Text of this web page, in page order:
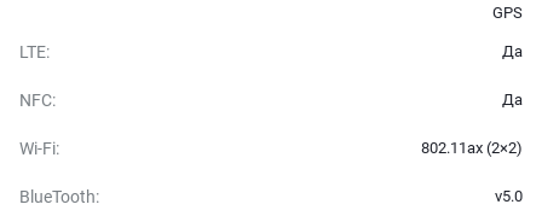
GPS
LTE: Да
NFC: Да
Wi-Fi: 802.11ax (2×2)
BlueTooth: v5.0